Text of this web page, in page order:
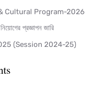
Cultural Program-2026
প্রজ্ঞাপন জারি
(Session 2024-25)